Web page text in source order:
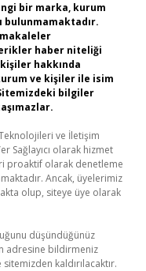
bir marka, kurum
bulunmamaktadır.
makaleler
haber niteliği
hakkında
ve kişiler ile isim
bilgiler
ve İletişim
Sağlayıcı olarak hizmet
proaktif olarak denetleme
Ancak, üyelerimiz
olup, siteye üye olarak
düşündüğünüz
adresine bildirmeniz
kaldırılacaktır.